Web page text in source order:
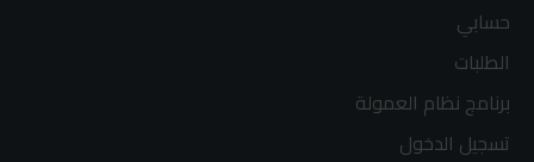
حسابي
الطلبات
برنامج نظام العمولة
تسجيل الدخول